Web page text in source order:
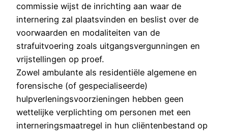
commissie wijst de inrichting aan waar de
internering zal plaatsvinden en beslist over de
voorwaarden en modaliteiten van de
strafuitvoering zoals uitgangsvergunningen en
vrijstellingen op proef.
Zowel ambulante als residentiële algemene en
forensische (of gespecialiseerde)
hulpverleningsvoorzieningen hebben geen
wettelijke verplichting om personen met een
interneringsmaatregel in hun cliëntenbestand op